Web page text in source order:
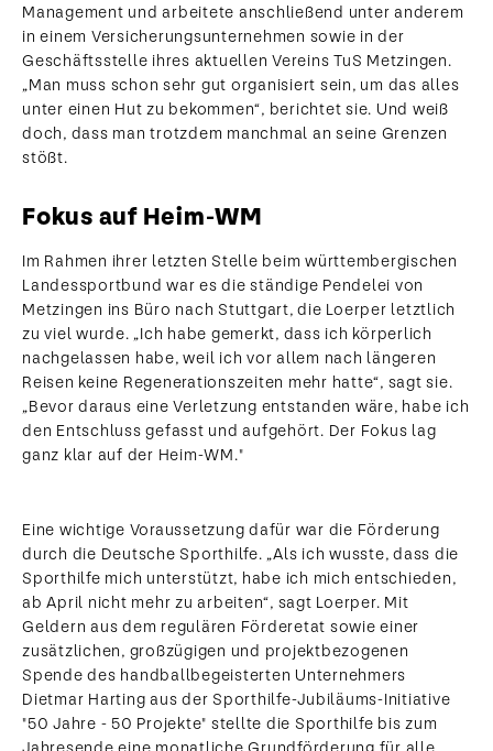
Management und arbeitete anschließend unter anderem
in einem Versicherungsunternehmen sowie in der
Geschäftsstelle ihres aktuellen Vereins TuS Metzingen.
„Man muss schon sehr gut organisiert sein, um das alles
unter einen Hut zu bekommen“, berichtet sie. Und weiß
doch, dass man trotzdem manchmal an seine Grenzen
stößt.
Fokus auf Heim-WM
Im Rahmen ihrer letzten Stelle beim württembergischen
Landessportbund war es die ständige Pendelei von
Metzingen ins Büro nach Stuttgart, die Loerper letztlich
zu viel wurde. „Ich habe gemerkt, dass ich körperlich
nachgelassen habe, weil ich vor allem nach längeren
Reisen keine Regenerationszeiten mehr hatte“, sagt sie.
„Bevor daraus eine Verletzung entstanden wäre, habe ich
den Entschluss gefasst und aufgehört. Der Fokus lag
ganz klar auf der Heim-WM."
Eine wichtige Voraussetzung dafür war die Förderung
durch die Deutsche Sporthilfe. „Als ich wusste, dass die
Sporthilfe mich unterstützt, habe ich mich entschieden,
ab April nicht mehr zu arbeiten“, sagt Loerper. Mit
Geldern aus dem regulären Förderetat sowie einer
zusätzlichen, großzügigen und projektbezogenen
Spende des handballbegeisterten Unternehmers
Dietmar Harting aus der Sporthilfe-Jubiläums-Initiative
"50 Jahre - 50 Projekte" stellte die Sporthilfe bis zum